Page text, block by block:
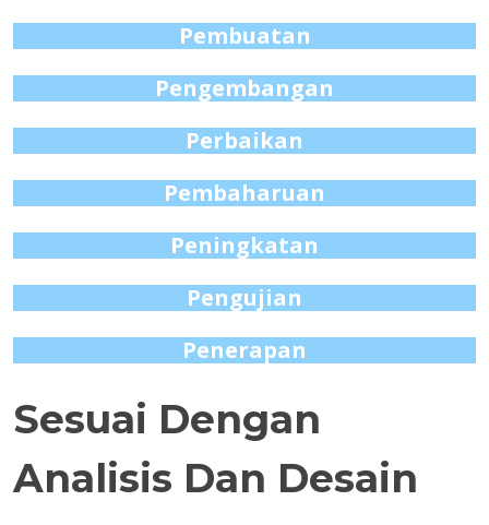
Pembuatan
Pengembangan
Perbaikan
Pembaharuan
Peningkatan
Pengujian
Penerapan
Sesuai Dengan
Analisis Dan Desain